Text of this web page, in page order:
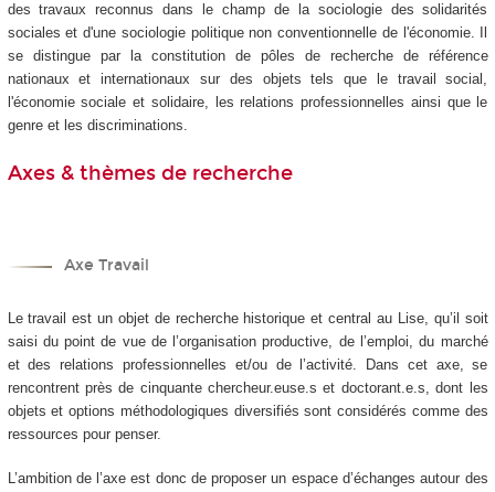
des travaux reconnus dans le champ de la sociologie des solidarités
sociales et d'une sociologie politique non conventionnelle de l'économie. Il
se distingue par la constitution de pôles de recherche de référence
nationaux et internationaux sur des objets tels que le travail social,
l'économie sociale et solidaire, les relations professionnelles ainsi que le
genre et les discriminations.
Axes & thèmes de recherche
Axe Travail
Le travail est un objet de recherche historique et central au Lise, qu’il soit
saisi du point de vue de l’organisation productive, de l’emploi, du marché
et des relations professionnelles et/ou de l’activité. Dans cet axe, se
rencontrent près de cinquante chercheur.euse.s et doctorant.e.s, dont les
objets et options méthodologiques diversifiés sont considérés comme des
ressources pour penser.
L’ambition de l’axe est donc de proposer un espace d’échanges autour des